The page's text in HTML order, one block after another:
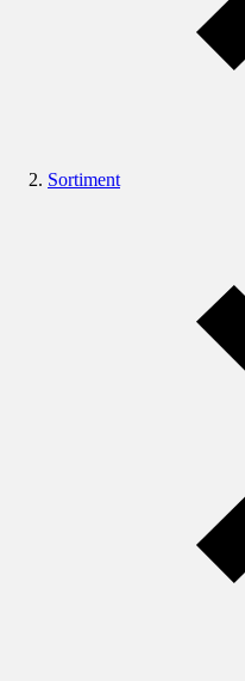
Sortiment